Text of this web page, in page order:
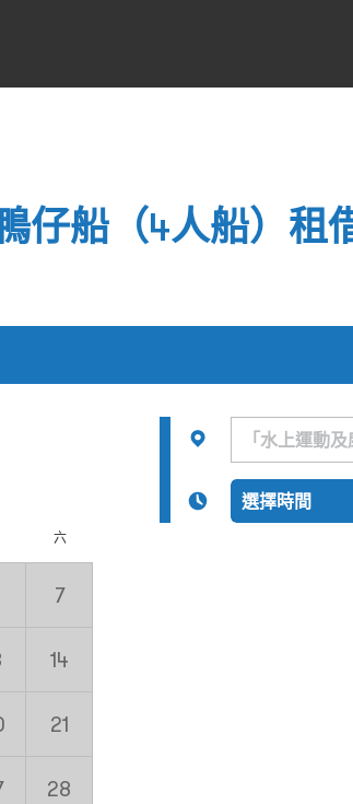
仔船（4人船）租
六
7
14
21
28